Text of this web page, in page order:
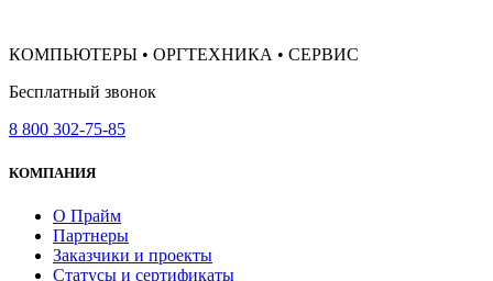
КОМПЬЮТЕРЫ • ОРГТЕХНИКА • СЕРВИС
Бесплатный звонок
8 800 302-75-85
КОМПАНИЯ
О Прайм
Партнеры
Заказчики и проекты
Статусы и сертификаты